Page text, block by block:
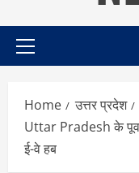
Primary
Home
उत्तर प्रदेश
Uttar Pradesh के
ई-वे हब